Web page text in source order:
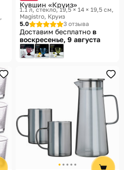
Кувшин «Круиз»
1.1 л, стекло, 19,5 × 14 × 19,5 см
Magistro, Круиз
5.0
3 отзыва
Доставим бесплатно в
воскресенье, 9 августа